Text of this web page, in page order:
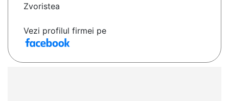
Zvoristea
Vezi profilul firmei pe